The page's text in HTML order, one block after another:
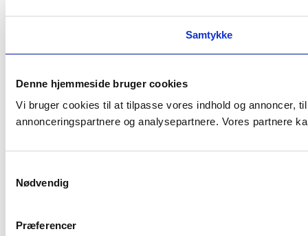
Samtykke
Denne hjemmeside bruger cookies
Vi bruger cookies til at tilpasse vores indhold og annoncer,
annonceringspartnere og analysepartnere. Vores partnere
Nødvendig
Præferencer